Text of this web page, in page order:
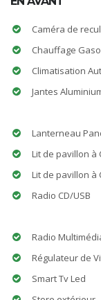
Caméra de recul
Chauffage
Climatisation
Jantes
Lanterneau
Lit de pavillon à
Lit de pavillon à
Radio CD/USB
Radio
Régulateur de
Smart Tv Led